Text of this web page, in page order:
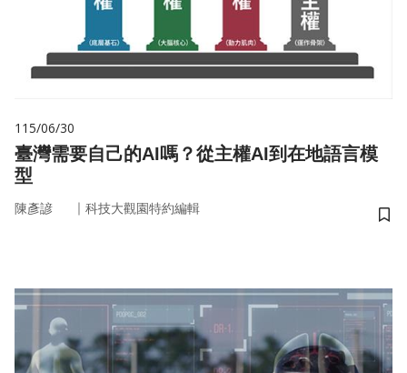
115/06/30
臺灣需要自己的AI嗎？從主權AI到在地語言模
型
陳彥諺 ｜ 科技大觀園特約編輯
儲